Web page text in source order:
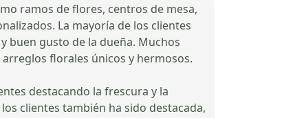
ramos de flores, centros de mesa,
La mayoría de los clientes
buen gusto de la dueña. Muchos
florales únicos y hermosos.
destacando la frescura y la
clientes también ha sido destacada,